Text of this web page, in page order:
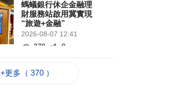
螞蟻銀行休企金融理
財服務站啟用冀實現
“旅遊+金融”
2026-08-07 12:41
378
0
27日演習強化應急處
+更多（ 370 ）